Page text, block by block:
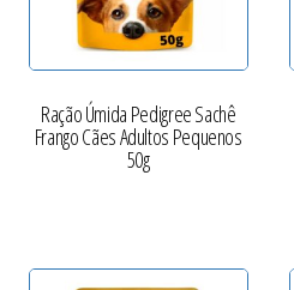
Ração Úmida Pedigree Sachê
Frango Cães Adultos Pequenos
50g